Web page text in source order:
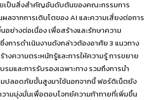
ยเป็นสิ่งสำคัญอันดับต้นของคณะกรรมการ
ลจากการเติบโตของ AI และความเสี่ยงต่อการ
อย่างต่อเนื่อง เพื่อสร้างและรักษาความ
งการดำเนินงานดังกล่าวต้องอาศัย 3 แนวทาง
งความตระหนักรู้และการให้ความรู้ การขยาย
รมและการรับรองเฉพาะทาง รวมถึงการนำ
มปลอดภัยขั้นสูงมาใช้นอกจากนี้ ฟอร์ติเน็ตยัง
ามมุ่งมั่นเพื่อตอบโจทย์ความท้าทายที่เพิ่มขึ้น